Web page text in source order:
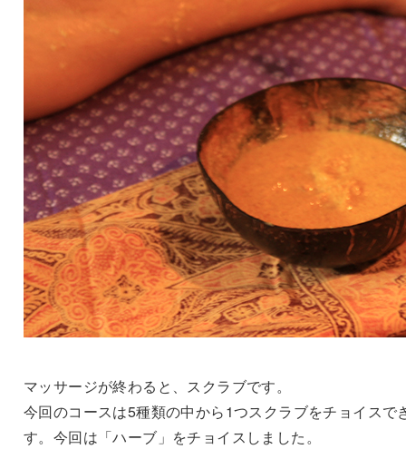
マッサージが終わると、スクラブです。
今回のコースは5種類の中から1つスクラブをチョイスで
す。今回は「ハーブ」をチョイスしました。